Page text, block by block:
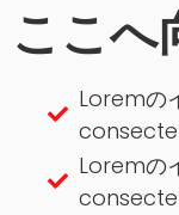
ここへ
Loremの
Loremの